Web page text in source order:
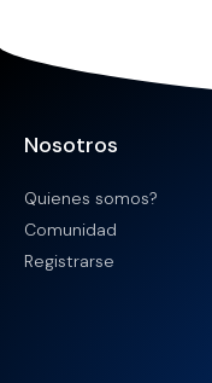
Nosotros
Quienes somos?
Comunidad
Registrarse